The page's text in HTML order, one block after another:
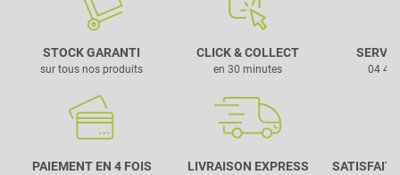
STOCK GARANTI
sur tous nos produits
CLICK & COLLECT
en 30 minutes
PAIEMENT EN 4 FOIS LIVRAISON EXPRESS
04 42
SATISFAIT